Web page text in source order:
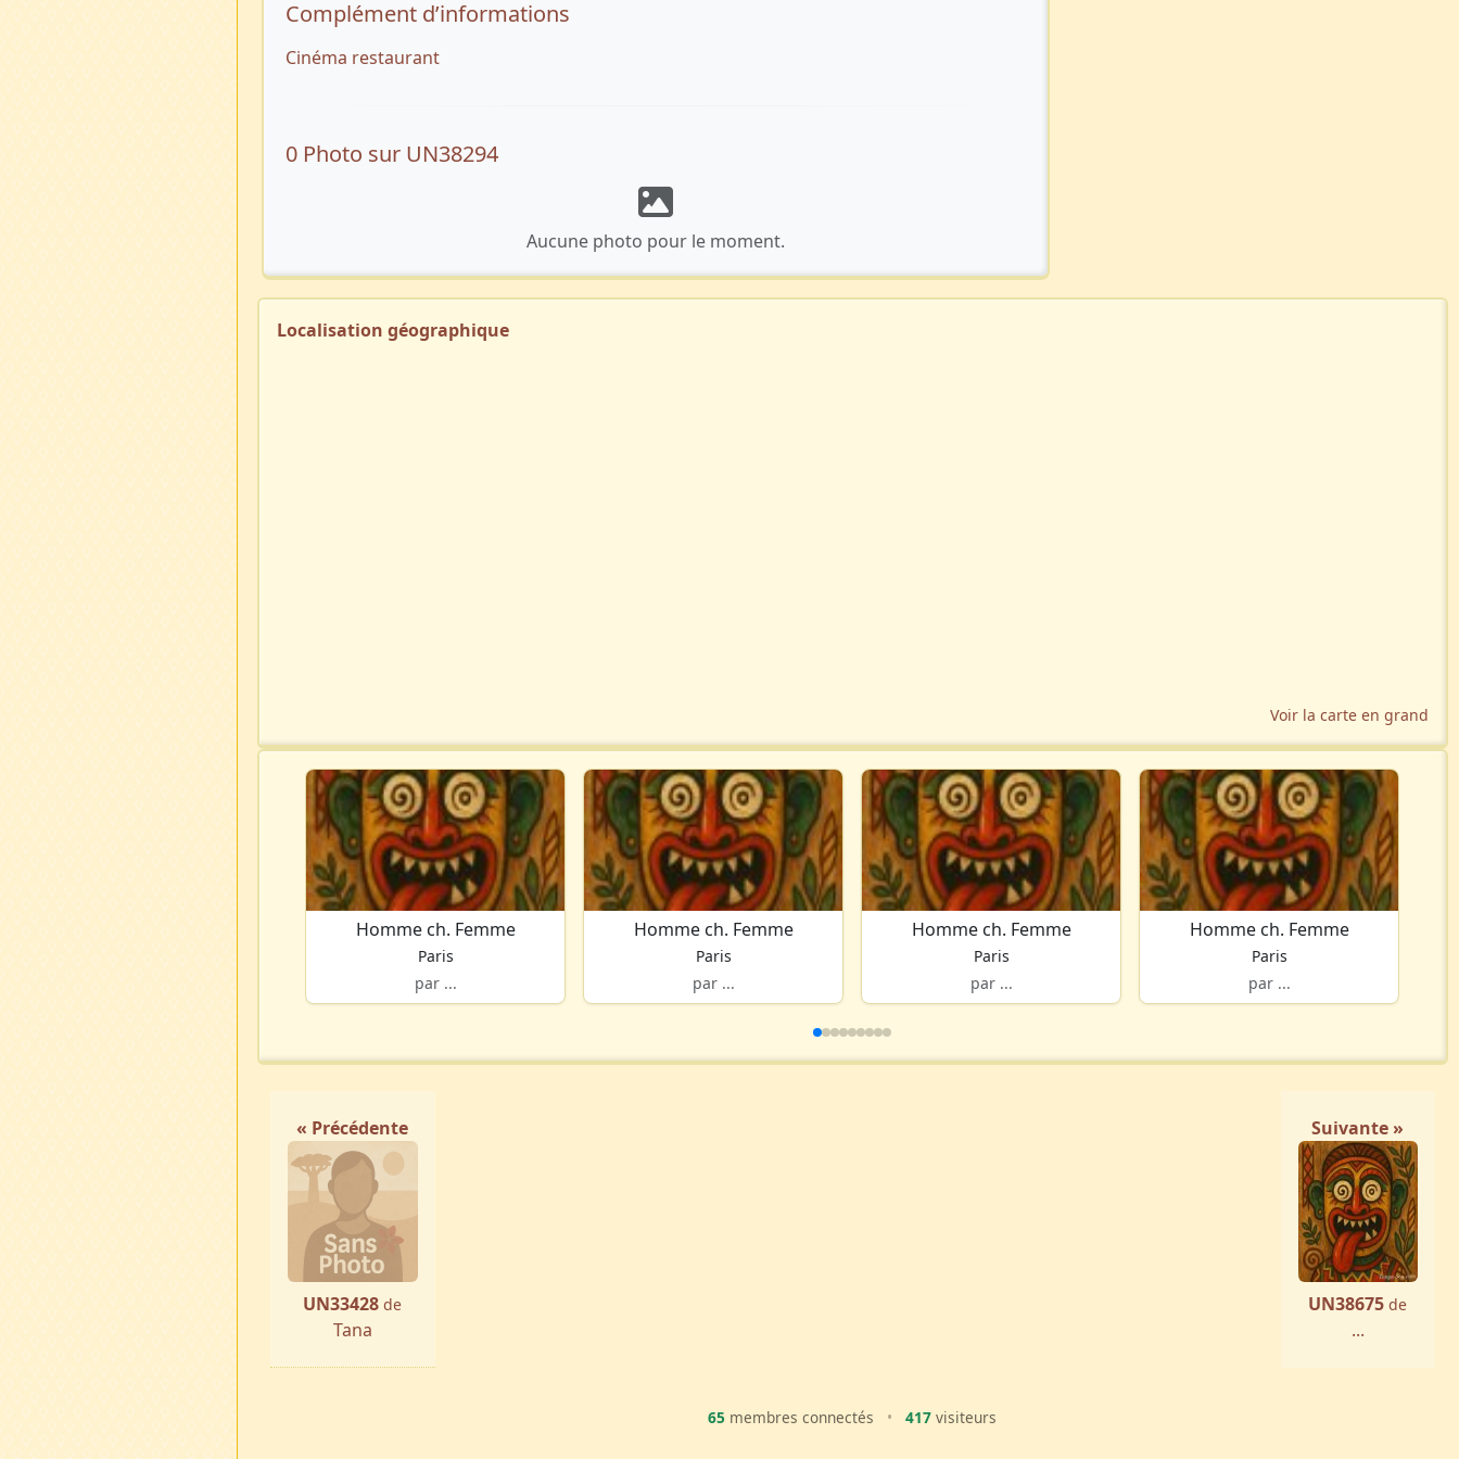
Complément d’informations
Cinéma restaurant
0 Photo sur UN38294
Aucune photo pour le moment.
Localisation géographique
Voir la carte en grand
Homme ch. Femme
Paris
par ...
Homme ch. Femme
Paris
par ...
Homme ch. Femme
Paris
par ...
Homme ch. Femme
Paris
par ...
« Précédente
UN33428 de
Tana
Suivante »
UN38675 de
...
65 membres connectés • 417 visiteurs